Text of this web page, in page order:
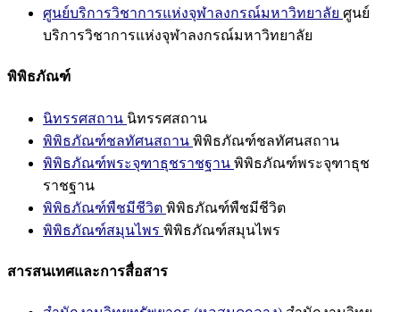
ศูนย์บริการวิชาการแห่งจุฬาลงกรณ์มหาวิทยาลัย ศูนย์
บริการวิชาการแห่งจุฬาลงกรณ์มหาวิทยาลัย
พิพิธภัณฑ์
นิทรรศสถาน นิทรรศสถาน
พิพิธภัณฑ์ชลทัศนสถาน พิพิธภัณฑ์ชลทัศนสถาน
พิพิธภัณฑ์พระจุฑาธุชราชฐาน พิพิธภัณฑ์พระจุฑาธุช
ราชฐาน
พิพิธภัณฑ์พืชมีชีวิต พิพิธภัณฑ์พืชมีชีวิต
พิพิธภัณฑ์สมุนไพร พิพิธภัณฑ์สมุนไพร
สารสนเทศและการสื่อสาร